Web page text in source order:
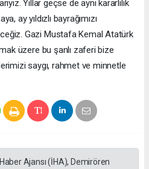
Yıllar geçse de aynı kararlılık
ay yıldızlı bayrağımızı
Gazi Mustafa Kemal Atatürk
üzere bu şanlı zaferi bize
saygı, rahmet ve minnetle
Ajansı (İHA), Demirören